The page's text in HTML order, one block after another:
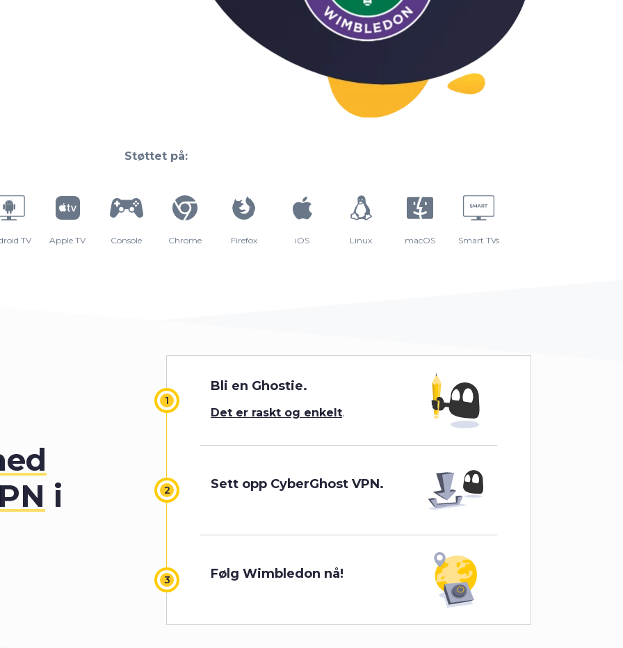
Støttet på:
TV Apple TV Console Chrome Firefox iOS Linux macOS Smart TVs
i
Bli en Ghostie.
Det er raskt og enkelt.
Sett opp CyberGhost VPN.
Følg Wimbledon nå!
0
2
3